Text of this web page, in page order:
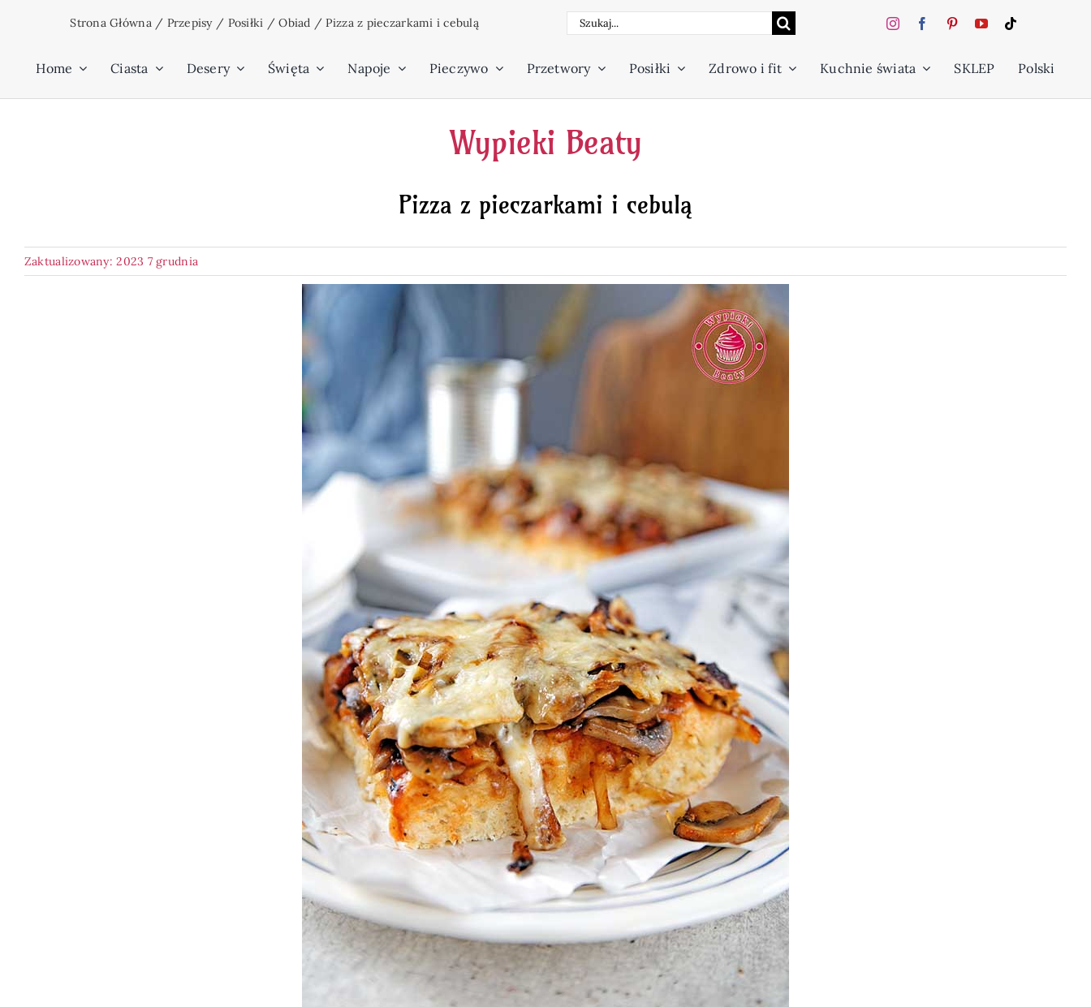
Strona Główna/ Przepisy/ Posiłki /Obiad /Pizza z pieczarkami i cebulą Szukaj
Home Ciasta Desery Święta Napoje Pieczywo Przetwory Posiłki Zdrowo i fit Kuchnie świata SKLEP Polski
Wypieki Beaty
Pizza z pieczarkami i cebulą
Zaktualizowany: 2023 7 grudnia